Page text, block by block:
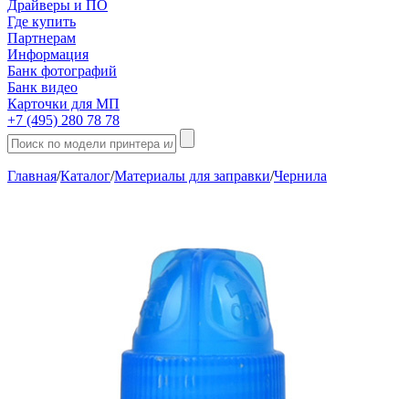
Драйверы и ПО
Где купить
Партнерам
Информация
Банк фотографий
Банк видео
Карточки для МП
+7 (495) 280 78 78
Главная/Каталог/Материалы для заправки/Чернила